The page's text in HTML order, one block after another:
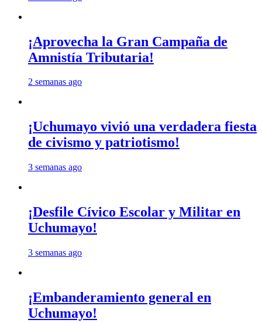
¡Aprovecha la Gran Campaña de
Amnistía Tributaria!
2 semanas ago
¡Uchumayo vivió una verdadera fiesta
de civismo y patriotismo!
3 semanas ago
¡Desfile Cívico Escolar y Militar en
Uchumayo!
3 semanas ago
¡Embanderamiento general en
Uchumayo!